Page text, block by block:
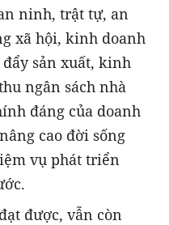
ninh, trật tự, an
xã hội, kinh doanh
sản xuất, kinh
ngân sách nhà
đáng của doanh
cao đời sống
vụ phát triển
được, vẫn còn